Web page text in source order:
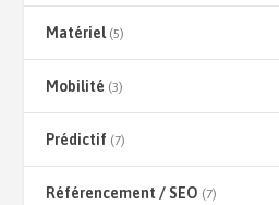
Matériel(5)
Mobilité (3)
Prédictif (7)
Référencement / SEO (7)